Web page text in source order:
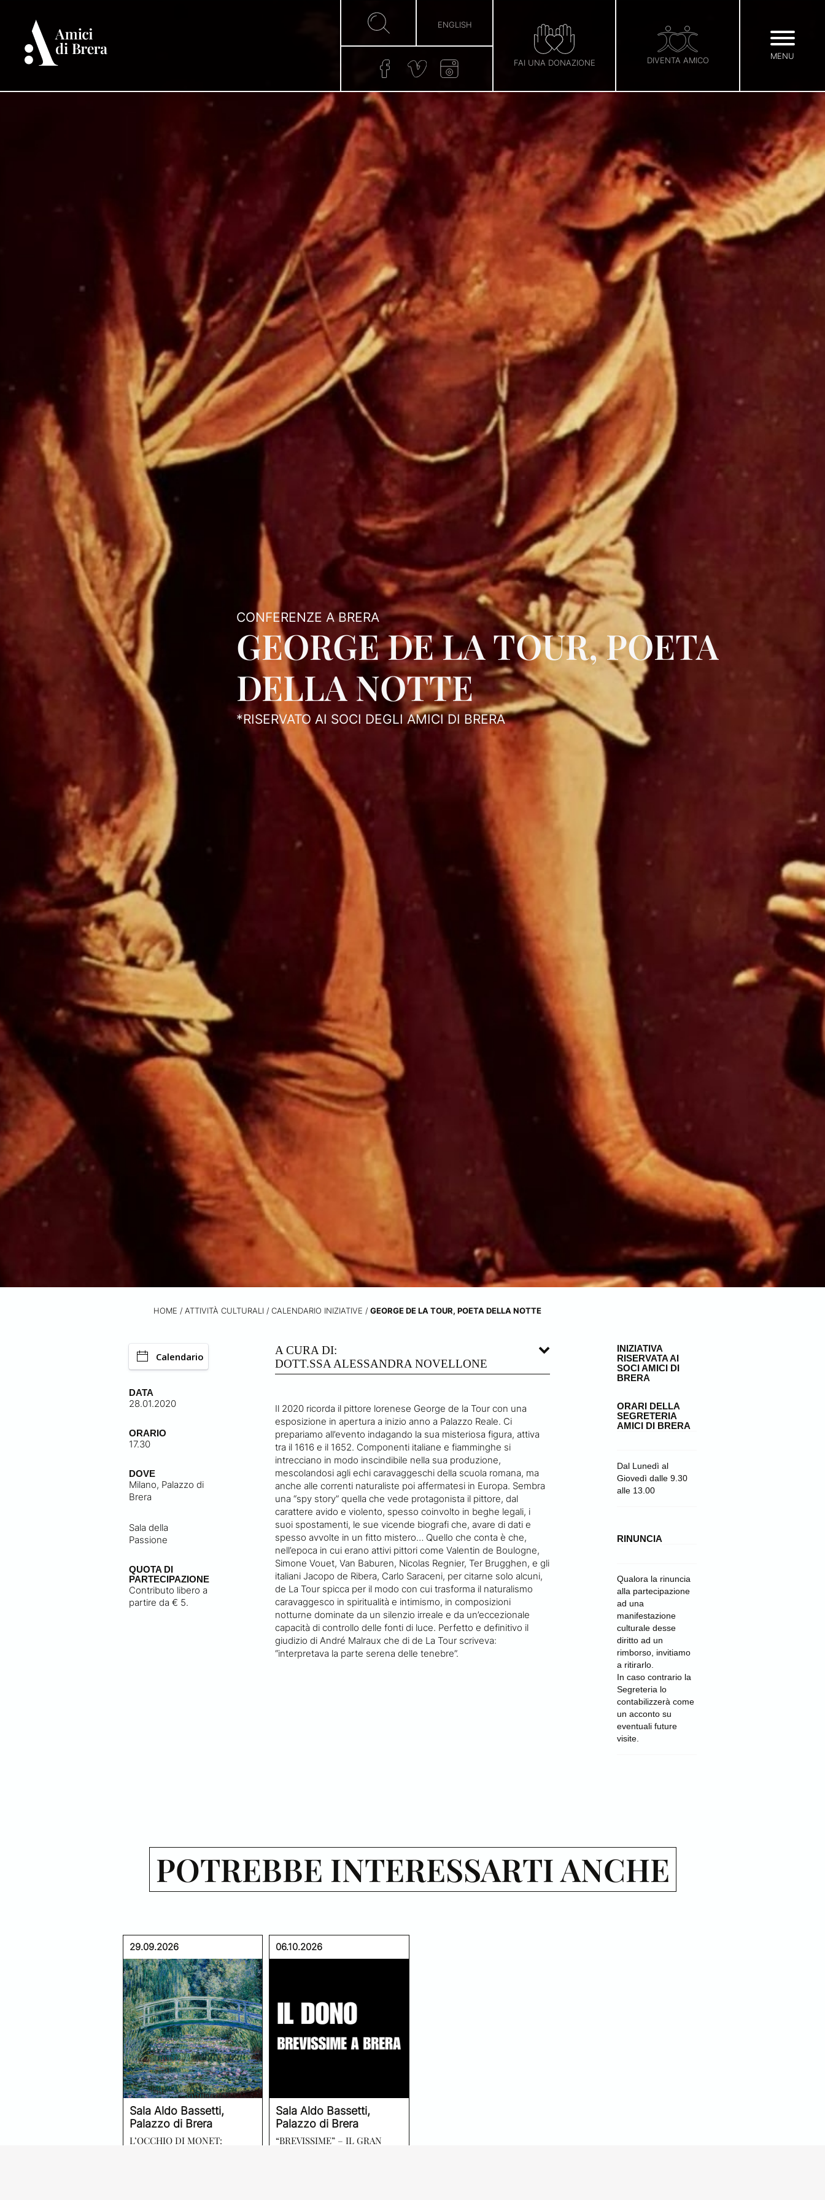
MENU
DIVENTA AMICO
FAI UNA DONAZIONE
ENGLISH
CONFERENZE A BRERA
GEORGE DE LA TOUR, POETA
DELLA NOTTE
*RISERVATO AI SOCI DEGLI AMICI DI BRERA
HOME / ATTIVITÀ CULTURALI / CALENDARIO INIZIATIVE / GEORGE DE LA TOUR, POETA DELLA NOTTE
Calendario
DATA
28.01.2020
ORARIO
17.30
DOVE
Milano, Palazzo di
Brera
Sala della
Passione
QUOTA DI
PARTECIPAZIONE
Contributo libero a
partire da € 5.
A CURA DI:
DOTT.SSA ALESSANDRA NOVELLONE
Il 2020 ricorda il pittore lorenese George de la Tour con una
esposizione in apertura a inizio anno a Palazzo Reale. Ci
prepariamo all’evento indagando la sua misteriosa figura, attiva
tra il 1616 e il 1652. Componenti italiane e fiamminghe si
intrecciano in modo inscindibile nella sua produzione,
mescolandosi agli echi caravaggeschi della scuola romana, ma
anche alle correnti naturaliste poi affermatesi in Europa. Sembra
una “spy story” quella che vede protagonista il pittore, dal
carattere avido e violento, spesso coinvolto in beghe legali, i
suoi spostamenti, le sue vicende biografi che, avare di dati e
spesso avvolte in un fitto mistero… Quello che conta è che,
nell’epoca in cui erano attivi pittori come Valentin de Boulogne,
Simone Vouet, Van Baburen, Nicolas Regnier, Ter Brugghen, e gli
italiani Jacopo de Ribera, Carlo Saraceni, per citarne solo alcuni,
de La Tour spicca per il modo con cui trasforma il naturalismo
caravaggesco in spiritualità e intimismo, in composizioni
notturne dominate da un silenzio irreale e da un’eccezionale
capacità di controllo delle fonti di luce. Perfetto e definitivo il
giudizio di André Malraux che di de La Tour scriveva:
“interpretava la parte serena delle tenebre”.
INIZIATIVA
RISERVATA AI
SOCI AMICI DI
BRERA
ORARI DELLA
SEGRETERIA
AMICI DI BRERA
Dal Lunedì al
Giovedì dalle 9.30
alle 13.00
RINUNCIA
Qualora la rinuncia
alla partecipazione
ad una
manifestazione
culturale desse
diritto ad un
rimborso, invitiamo
a ritirarlo.
In caso contrario la
Segreteria lo
contabilizzerà come
un acconto su
eventuali future
visite.
POTREBBE INTERESSARTI ANCHE
29.09.2026
Sala Aldo Bassetti,
Palazzo di Brera
L’OCCHIO DI MONET:
06.10.2026
Sala Aldo Bassetti,
Palazzo di Brera
“BREVISSIME” – IL GRAN